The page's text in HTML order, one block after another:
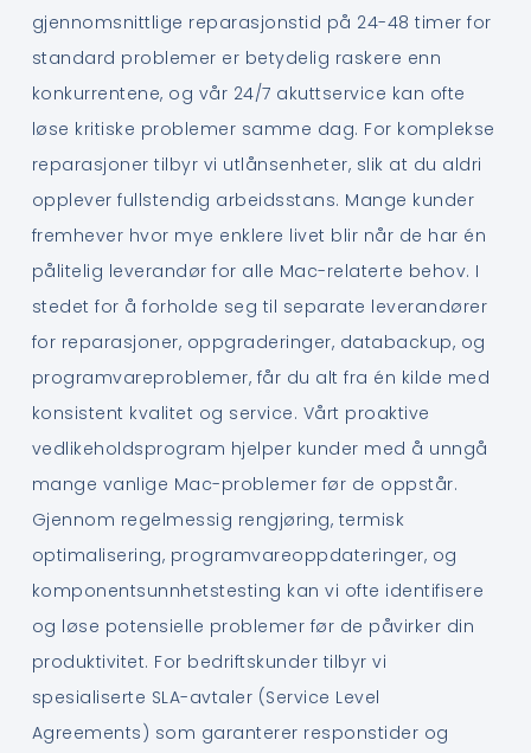
gjennomsnittlige reparasjonstid på 24-48 timer for
standard problemer er betydelig raskere enn
konkurrentene, og vår 24/7 akuttservice kan ofte
løse kritiske problemer samme dag. For komplekse
reparasjoner tilbyr vi utlånsenheter, slik at du aldri
opplever fullstendig arbeidsstans. Mange kunder
fremhever hvor mye enklere livet blir når de har én
pålitelig leverandør for alle Mac-relaterte behov. I
stedet for å forholde seg til separate leverandører
for reparasjoner, oppgraderinger, databackup, og
programvareproblemer, får du alt fra én kilde med
konsistent kvalitet og service. Vårt proaktive
vedlikeholdsprogram hjelper kunder med å unngå
mange vanlige Mac-problemer før de oppstår.
Gjennom regelmessig rengjøring, termisk
optimalisering, programvareoppdateringer, og
komponentsunnhetstesting kan vi ofte identifisere
og løse potensielle problemer før de påvirker din
produktivitet. For bedriftskunder tilbyr vi
spesialiserte SLA-avtaler (Service Level
Agreements) som garanterer responstider og